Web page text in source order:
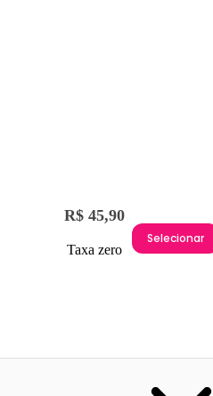
R$ 45,90
Taxa zero
Selecionar